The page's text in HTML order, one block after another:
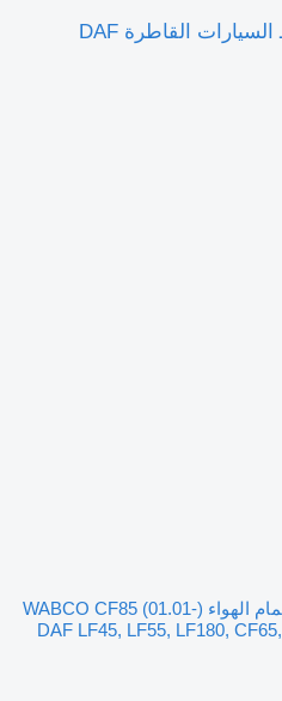
صمام الهواء RX 472060001 لـ السيارات القاطرة DAF
صمام الهواء WABCO CF85 (01.01-)
0481026304 لـ السيارات القاطرة DAF LF45, LF55, LF180, CF65,